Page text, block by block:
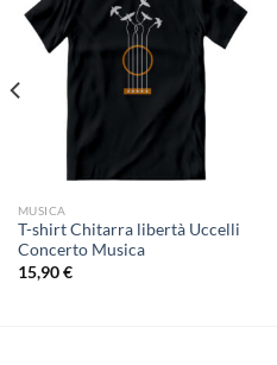
MUSICA
T-shirt Chitarra libertà Uccelli
Concerto Musica
15,90€